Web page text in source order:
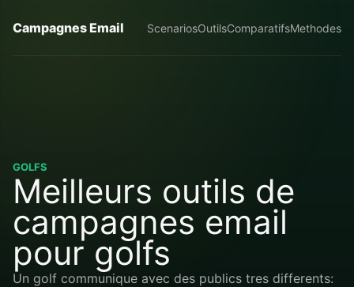
Campagnes Email ScenariosOutilsComparatifsMethodes
GOLFS
Meilleurs outils de
campagnes email
pour golfs
Un golf communique avec des publics tres differents: